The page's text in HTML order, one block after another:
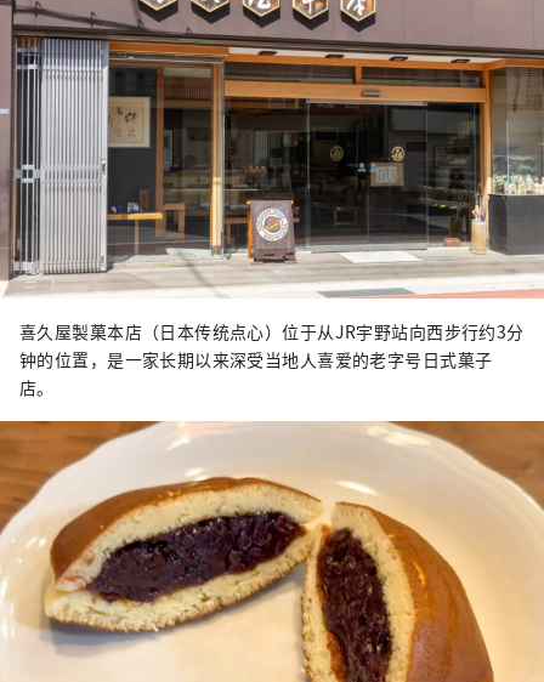
喜久屋製菓本店（日本传统点心）位于从JR宇野站向西步行约3分
钟的位置，是一家长期以来深受当地人喜爱的老字号日式菓子
店。